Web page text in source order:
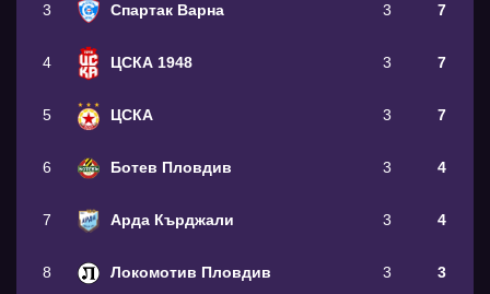
3 Спартак Варна 3 7
4 ЦСКА 1948 3 7
5 ЦСКА 3 7
6 Ботев Пловдив 3 4
7 Арда Кърджали 3 4
8 Локомотив Пловдив 3 3